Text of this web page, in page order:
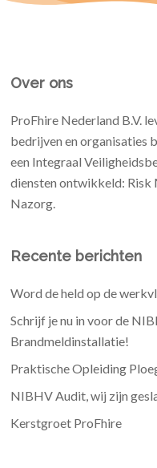
Over ons
ProFhire Nederland B.V.
bedrijven en organisaties
een Integraal
diensten ontwikkeld: Risk
Nazorg.
Recente berichten
Word de held op de
Schrijf je nu in voor de
Brandmeldinstallatie!
Praktische Opleiding
NIBHV Audit, wij zijn
Kerstgroet ProFhire